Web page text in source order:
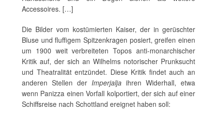
Accessoires. […]
Die Bilder vom kostümierten Kaiser, der in gerüschter
Bluse und fluffigem Spitzenkragen posiert, greifen einen
um 1900 weit verbreiteten Topos anti-monarchischer
Kritik auf, der sich an Wilhelms notorischer Prunksucht
und Theatralität entzündet. Diese Kritik findet auch an
anderen Stellen der Imperjalja ihren Widerhall, etwa
wenn Panizza einen Vorfall kolportiert, der sich auf einer
Schiffsreise nach Schottland ereignet haben soll: